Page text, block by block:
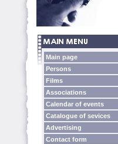
Main page
Persons
Films
Associations
Calendar of events
Catalogue of sevices
Advertising
Contact form